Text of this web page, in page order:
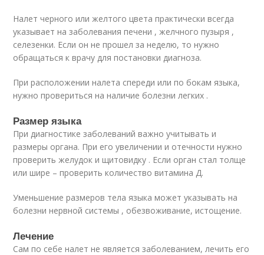
Налет черного или желтого цвета практически всегда
указывает на заболевания печени , желчного пузыря ,
селезенки. Если он не прошел за неделю, то нужно
обращаться к врачу для постановки диагноза.
При расположении налета спереди или по бокам языка,
нужно провериться на наличие болезни легких .
Размер языка
При диагностике заболеваний важно учитывать и
размеры органа. При его увеличении и отечности нужно
проверить желудок и щитовидку . Если орган стал толще
или шире – проверить количество витамина Д.
Уменьшение размеров тела языка может указывать на
болезни нервной системы , обезвоживание, истощение.
Лечение
Сам по себе налет не является заболеванием, лечить его